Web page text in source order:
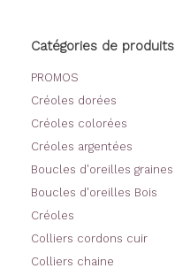
Catégories de produits
PROMOS
Créoles dorées
Créoles colorées
Créoles argentées
Boucles d'oreilles graines
Boucles d'oreilles Bois
Créoles
Colliers cordons cuir
Colliers chaine